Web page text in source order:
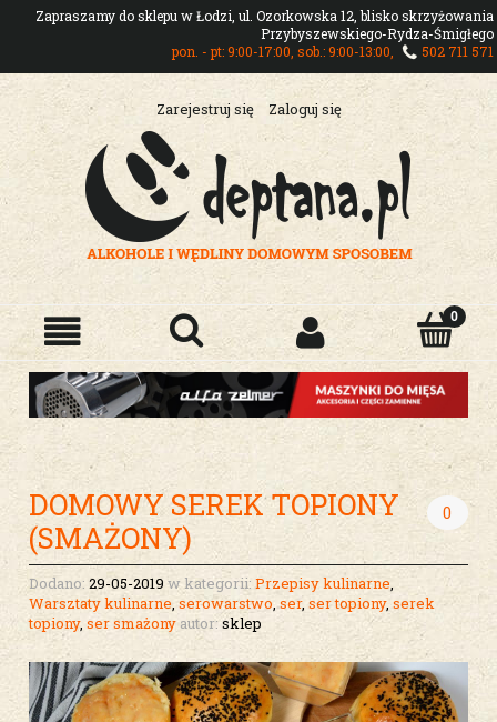
Zapraszamy do sklepu w Łodzi, ul. Ozorkowska 12, blisko skrzyżowania
Przybyszewskiego-Rydza-Śmigłego
pon. - pt: 9:00-17:00, sob.: 9:00-13:00,
502 711 571
Zarejestruj się Zaloguj się
DOMOWY SEREK TOPIONY
(SMAŻONY)
0
Dodano: 29-05-2019 w kategorii: Przepisy kulinarne
Warsztaty kulinarne serowarstwo ,ser, ser topiony, serek
topiony, ser smażony autor:sklep